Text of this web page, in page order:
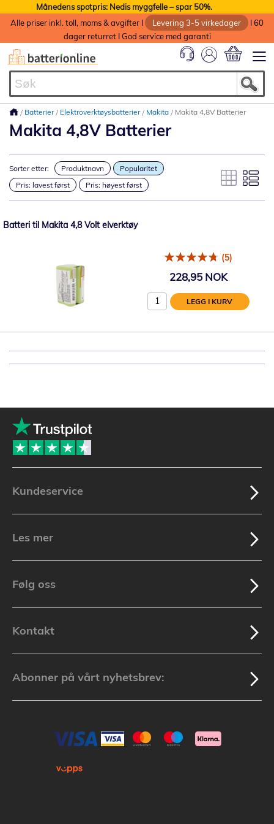
Månedens spotpris: Nedis myggfelle – spar 50%.
Alle priser inkl. toll, moms & avgifter I
Levering 3-5 virkedager
I 60
dager returret I God service med garanti
Batterier Elektroverktøysbatterier Makita Makita 4,8V Batterier
Makita 4,8V Batterier
Sorter etter: Produktnavn
Popularitet
Pris: lavest først
Pris: høyest først
Batteri til Makita 4,8 Volt elverktøy
(5)
228,95 NOK
LEGG I KURV
Kundeservice
Les mer
Følg oss
Kontakt
Abonner på vårt nyhetsbrev: